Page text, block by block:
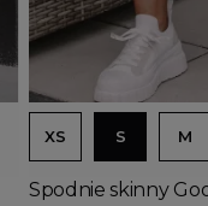
Dodaj do
XS S M
Spodnie skinny